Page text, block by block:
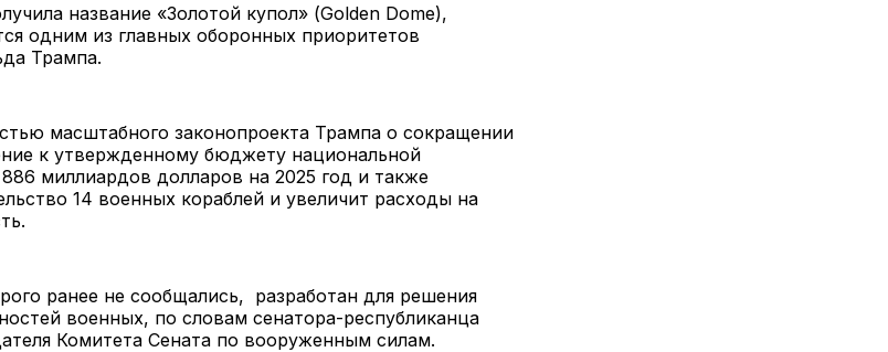
название «Золотой купол» (Golden Dome),
одним из главных оборонных приоритетов
Трампа.
масштабного законопроекта Трампа о сокращении
к утвержденному бюджету национальной
миллиардов долларов на 2025 год и также
14 военных кораблей и увеличит расходы на
ранее не сообщались, разработан для решения
военных, по словам сенатора-республиканца
Комитета Сената по вооруженным силам.